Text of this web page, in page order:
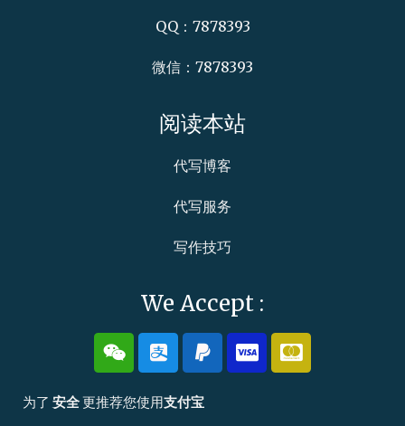
QQ：7878393
微信：7878393
阅读本站
代写博客
代写服务
写作技巧
We Accept :
W
e
i
x
A
l
i
p
P
a
y
p
C
c
-
C
c
-
为了 安全更推荐您使用支付宝